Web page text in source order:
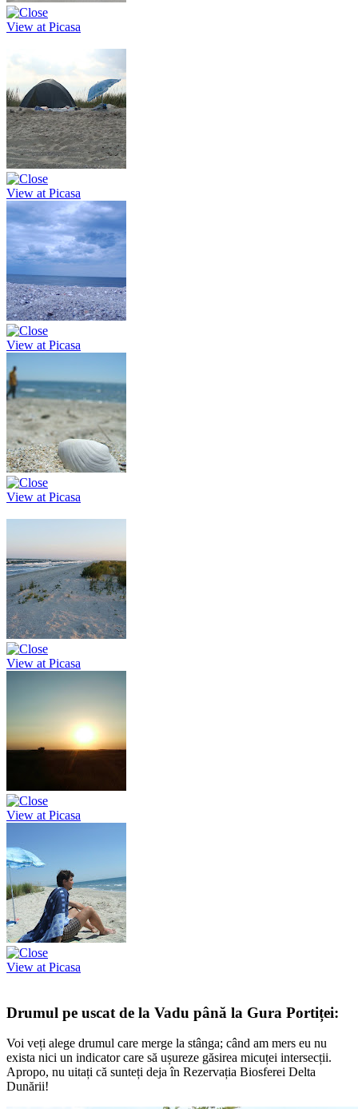
View at Picasa
View at Picasa
View at Picasa
View at Picasa
View at Picasa
View at Picasa
View at Picasa
Drumul pe uscat de la Vadu până la Gura Portiței:
Voi veți alege drumul care merge la stânga; când am mers eu nu
exista nici un indicator care să ușureze găsirea micuței intersecții.
Apropo, nu uitați că sunteți deja în Rezervația Biosferei Delta
Dunării!